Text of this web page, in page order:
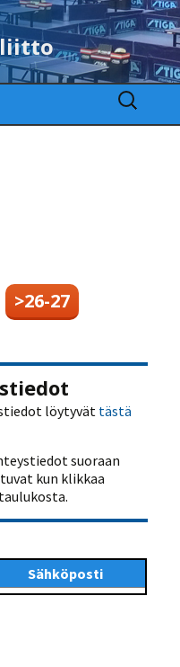
Haku:
>26-27
löytyvät tästä
suoraan
kun klikkaa
Sähköposti